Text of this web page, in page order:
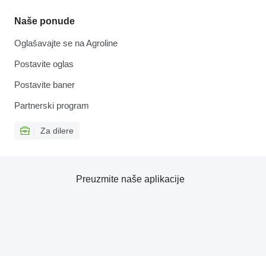
Naše ponude
Oglašavajte se na Agroline
Postavite oglas
Postavite baner
Partnerski program
Za dilere
Preuzmite naše aplikacije